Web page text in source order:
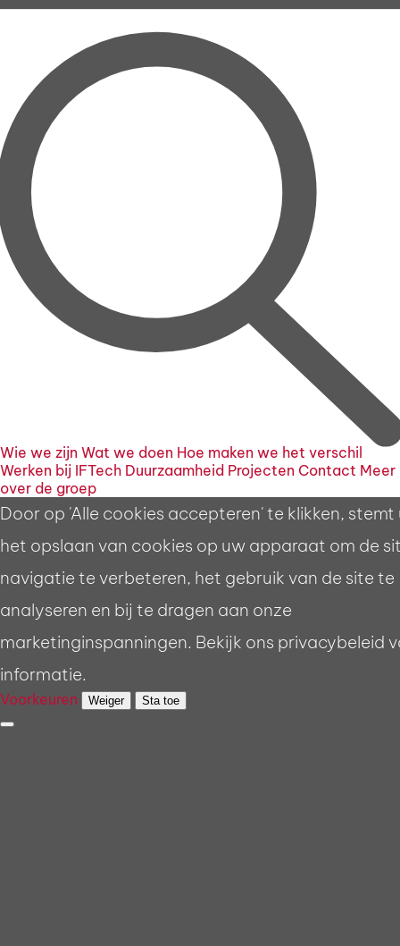
Wie we zijn Wat we doen Hoe maken we het verschil
Werken bij IFTech Duurzaamheid Projecten Contact Meer
over de groep
Door op 'Alle cookies accepteren' te klikken, stemt
het opslaan van cookies op uw apparaat om de
navigatie te verbeteren, het gebruik van de site te
analyseren en bij te dragen aan onze
marketinginspanningen. Bekijk ons privacybeleid
informatie.
Voorkeuren Weiger Sta toe